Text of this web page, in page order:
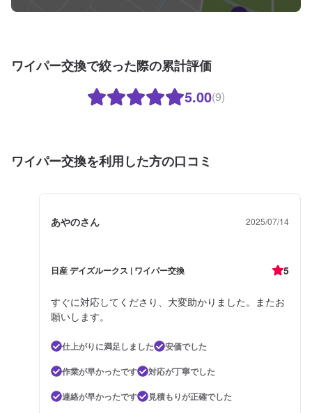
ワイパー交換で絞った際の累計評価
5.00(9)
ワイパー交換を利用した方の口コミ
あやのさん 2025/07/14
日産 デイズルークス | ワイパー交換 5
すぐに対応してくださり、大変助かりました。またお
願いします。
仕上がりに満足しました
安価でした
作業が早かったです
対応が丁寧でした
連絡が早かったです
見積もりが正確でした